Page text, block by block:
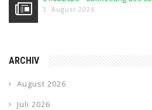
3. August 2026
ARCHIV
August 2026
Juli 2026